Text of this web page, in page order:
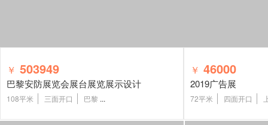
￥ 503949
巴黎安防展览会展台展览展示设计
108平米 三面开口 巴黎 ...
￥ 46000
2019广告展
72平米 四面开口